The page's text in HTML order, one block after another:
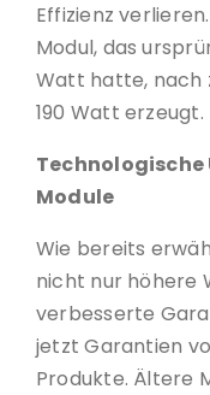
Effizienz
Modul, das
Watt hatte, nach
190 Watt erzeugt.
Module
Wie bereits
nicht nur höhere
verbesserte
jetzt Garantien
Produkte. Ältere